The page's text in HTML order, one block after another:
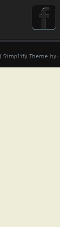
| Simplify Theme by: